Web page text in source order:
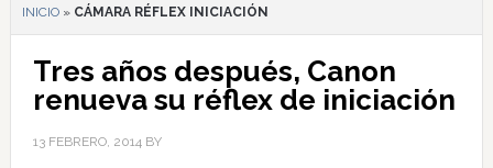
INICIO» CÁMARA RÉFLEX INICIACIÓN
Tres años después, Canon
renueva su réflex de iniciación
13 FEBRERO, 2014BY